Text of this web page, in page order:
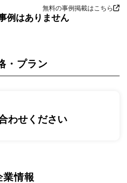
無料の事例掲載はこちら
例はありません
・プラン
わせください
業情報